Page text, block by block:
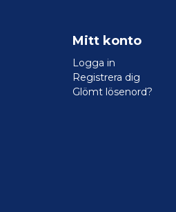
Mitt konto
Logga in
Registrera dig
Glömt lösenord?